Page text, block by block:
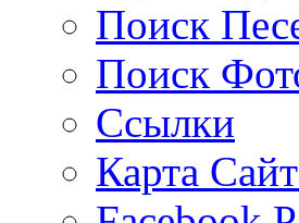
Поиск
Поиск
Ссылки
Карта